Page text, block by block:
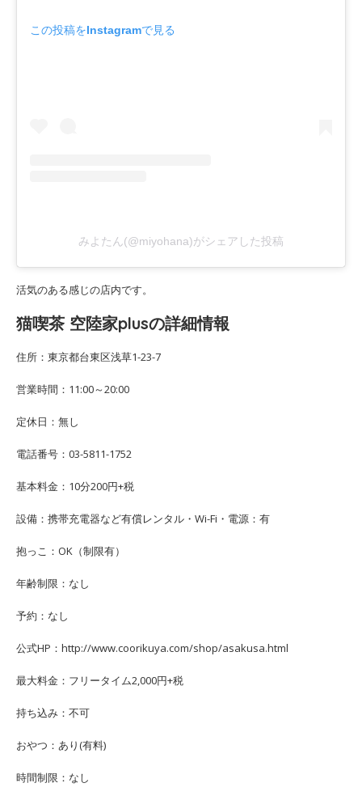
この投稿をInstagramで見る
みよたん(@miyohana)がシェアした投稿
活気のある感じの店内です。
猫喫茶 空陸家plusの詳細情報
住所：東京都台東区浅草1-23-7
営業時間：11:00～20:00
定休日：無し
電話番号：03-5811-1752
基本料金：10分200円+税
設備：携帯充電器など有償レンタル・Wi-Fi・電源：有
抱っこ：OK（制限有）
年齢制限：なし
予約：なし
公式HP：http://www.coorikuya.com/shop/asakusa.html
最大料金：フリータイム2,000円+税
持ち込み：不可
おやつ：あり(有料)
時間制限：なし